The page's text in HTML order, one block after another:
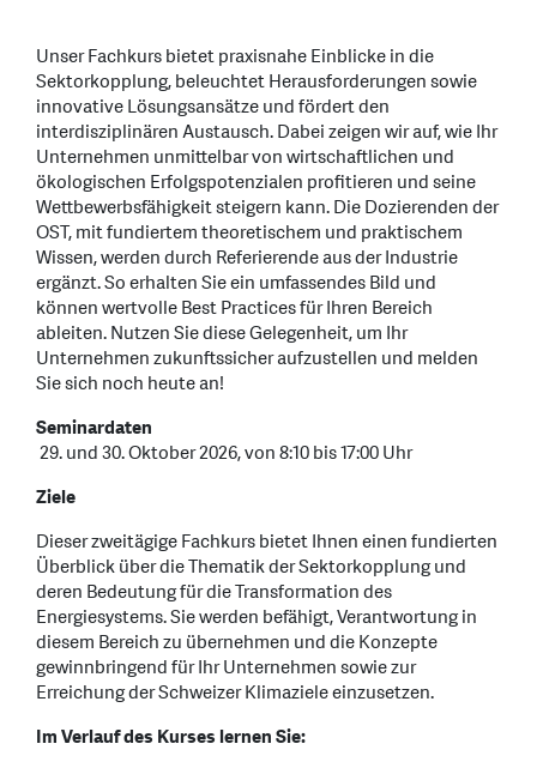
Unser Fachkurs bietet praxisnahe Einblicke in die
Sektorkopplung, beleuchtet Herausforderungen sowie
innovative Lösungsansätze und fördert den
interdisziplinären Austausch. Dabei zeigen wir auf, wie Ihr
Unternehmen unmittelbar von wirtschaftlichen und
ökologischen Erfolgspotenzialen profitieren und seine
Wettbewerbsfähigkeit steigern kann. Die Dozierenden der
OST, mit fundiertem theoretischem und praktischem
Wissen, werden durch Referierende aus der Industrie
ergänzt. So erhalten Sie ein umfassendes Bild und
können wertvolle Best Practices für Ihren Bereich
ableiten. Nutzen Sie diese Gelegenheit, um Ihr
Unternehmen zukunftssicher aufzustellen und melden
Sie sich noch heute an!
Seminardaten
29. und 30. Oktober 2026, von 8:10 bis 17:00 Uhr
Ziele
Dieser zweitägige Fachkurs bietet Ihnen einen fundierten
Überblick über die Thematik der Sektorkopplung und
deren Bedeutung für die Transformation des
Energiesystems. Sie werden befähigt, Verantwortung in
diesem Bereich zu übernehmen und die Konzepte
gewinnbringend für Ihr Unternehmen sowie zur
Erreichung der Schweizer Klimaziele einzusetzen.
Im Verlauf des Kurses lernen Sie: